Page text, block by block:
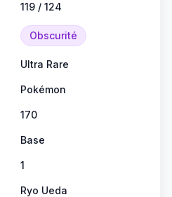
119 / 124
Obscurité
Ultra Rare
Pokémon
170
Base
1
Ryo Ueda